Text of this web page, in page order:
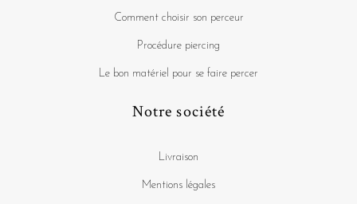
Comment choisir son perceur
Procédure piercing
Le bon matériel pour se faire percer
Notre société
Livraison
Mentions légales